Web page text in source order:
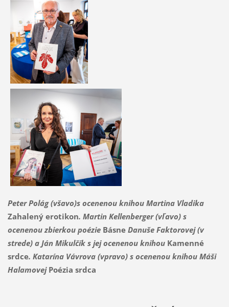
Peter Polág (všavo)s ocenenou knihou Martina Vladika
Zahalený erotikon. Martin Kellenberger (vľavo) s
ocenenou zbierkou poézieBásne Danuše Faktorovej (v
strede) a Ján Mikulčík s jej ocenenou knihou Kamenné
srdce. Katarína Vávrova (vpravo) s ocenenou knihou Máši
Halamovej Poézia srdca